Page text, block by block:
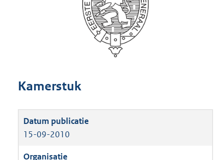
Kamerstuk
15-09-2010